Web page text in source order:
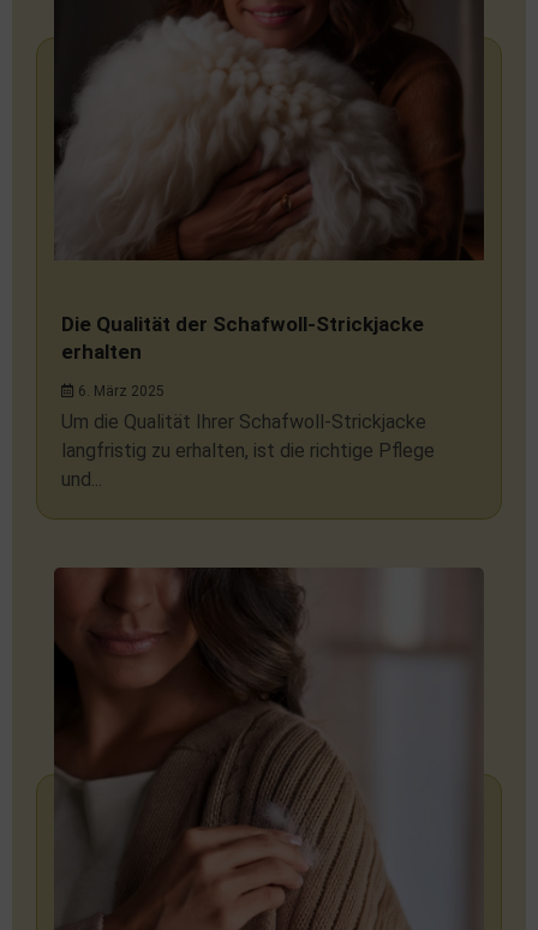
Die Qualität der Schafwoll-Strickjacke
erhalten
6. März 2025
Um die Qualität Ihrer Schafwoll-Strickjacke
langfristig zu erhalten, ist die richtige Pflege
und...